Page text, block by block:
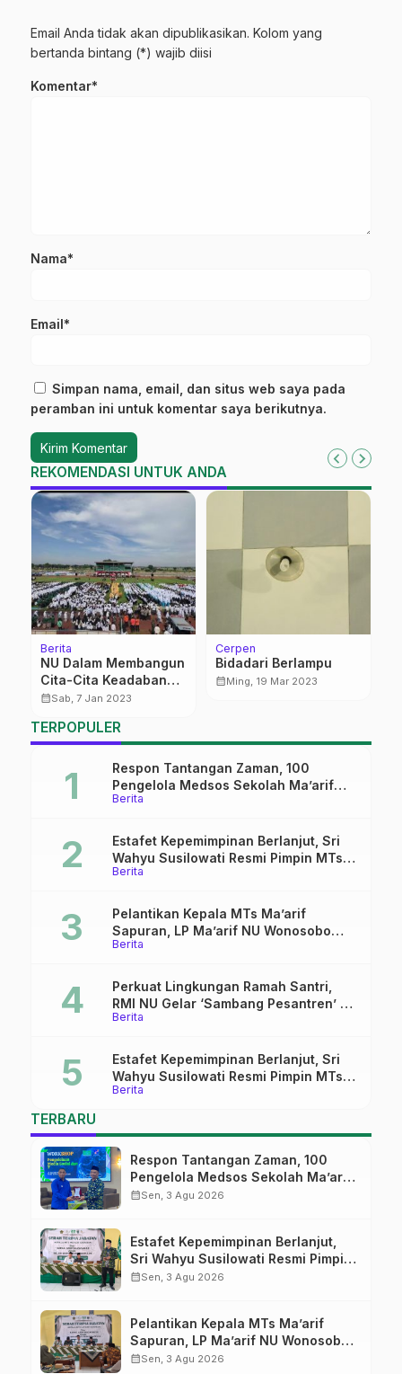
Email Anda tidak akan dipublikasikan. Kolom yang
bertanda bintang (*) wajib diisi
Komentar*
Nama*
Email*
Simpan nama, email, dan situs web saya pada
peramban ini untuk komentar saya berikutnya.
REKOMENDASI UNTUK ANDA
Berita
NU Dalam Membangun
Cita-Cita Keadaban
Bangsa
calendar_monthSab, 7 Jan 2023
Cerpen
Bidadari Berlampu
calendar_monthMing, 19 Mar 2023
TERPOPULER
Berita
Respon Tantangan Zaman, 100
Pengelola Medsos Sekolah Ma’arif
Pekalongan Ikuti Pelatihan Literasi
Berita
Estafet Kepemimpinan Berlanjut, Sri
Wahyu Susilowati Resmi Pimpin MTs
Ma’arif Sapuran
Berita
Pelantikan Kepala MTs Ma’arif
Sapuran, LP Ma’arif NU Wonosobo
Tekankan Lima Amanah
Berita
Perkuat Lingkungan Ramah Santri,
RMI NU Gelar ‘Sambang Pesantren’ di
Pati
Berita
Estafet Kepemimpinan Berlanjut, Sri
Wahyu Susilowati Resmi Pimpin MTs
Ma’arif Sapuran
TERBARU
Respon Tantangan Zaman, 100
Pengelola Medsos Sekolah Ma’arif
Pekalongan Ikuti Pelatihan Literasi
calendar_monthSen, 3 Agu 2026
Estafet Kepemimpinan Berlanjut,
Sri Wahyu Susilowati Resmi Pimpin
MTs Ma’arif Sapuran
calendar_monthSen, 3 Agu 2026
Pelantikan Kepala MTs Ma’arif
Sapuran, LP Ma’arif NU Wonosobo
Tekankan Lima Amanah
calendar_monthSen, 3 Agu 2026